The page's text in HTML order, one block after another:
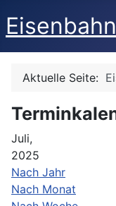
Aktuelle Seite:
Juli,
2025
Nach Jahr
Nach Monat